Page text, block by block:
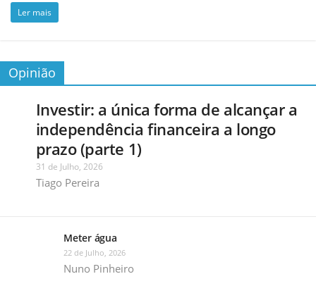
Ler mais
Opinião
Investir: a única forma de alcançar a
independência financeira a longo
prazo (parte 1)
31 de Julho, 2026
Tiago Pereira
Meter água
22 de Julho, 2026
Nuno Pinheiro